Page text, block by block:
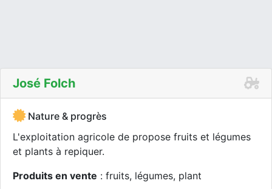
José Folch
Nature & progrès
L'exploitation agricole de propose fruits et légumes
et plants à repiquer.
Produits en vente : fruits, légumes, plant